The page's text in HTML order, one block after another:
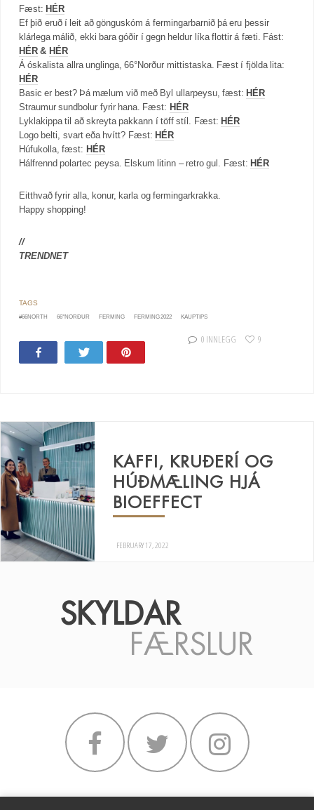
Fæst: HÉR
Ef þið eruð í leit að gönguskóm á fermingarbarnið þá eru þessir
klárlega málið, ekki bara góðir í gegn heldur líka flottir á fæti. Fást:
HÉR & HÉR
Á óskalista allra unglinga, 66°Norður mittistaska. Fæst í fjölda lita:
HÉR
Basic er best? Þá mælum við með Byl ullarpeysu, fæst: HÉR
Straumur sundbolur fyrir hana. Fæst: HÉR
Lyklakippa til að skreyta pakkann í töff stíl. Fæst: HÉR
Logo belti, svart eða hvítt? Fæst: HÉR
Húfukolla, fæst: HÉR
Hálfrennd polartec peysa. Elskum litinn – retro gul. Fæst: HÉR
Eitthvað fyrir alla, konur, karla og fermingarkrakka.
Happy shopping!
//
TRENDNET
#66NORTH 66°NORÐUR FERMING FERMING 2022 KAUPTIPS
Tweet
0 INNLEGG 9
KAFFI, KRUÐERÍ OG
HÚÐMÆLING HJÁ
BIOEFFECT
FEBRUARY 17, 2022
SKYLDAR
FÆRSLUR